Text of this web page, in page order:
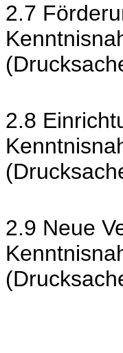
2.7
2.8
2.9 Neue